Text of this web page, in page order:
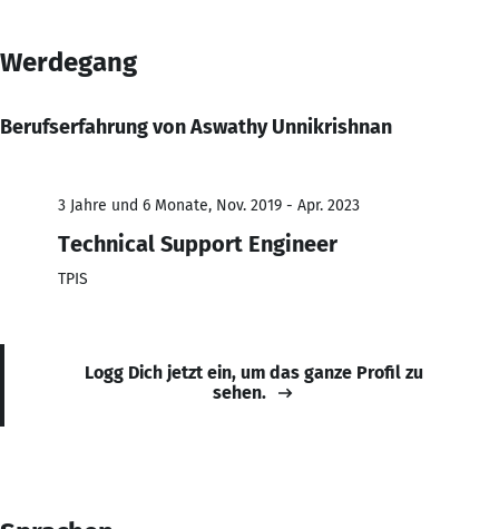
Werdegang
Berufserfahrung von Aswathy Unnikrishnan
3 Jahre und 6 Monate, Nov. 2019 - Apr. 2023
Technical Support Engineer
TPIS
Logg Dich jetzt ein, um das ganze Profil zu
sehen.